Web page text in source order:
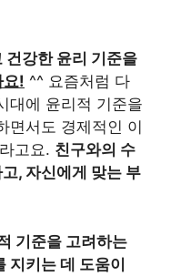
건강한 윤리 기준을
요! ^^ 요즘처럼 다
대에 윤리적 기준을
면서도 경제적인 이
고요. 친구와의 수
, 자신에게 맞는 부
기준을 고려하는
지키는 데 도움이